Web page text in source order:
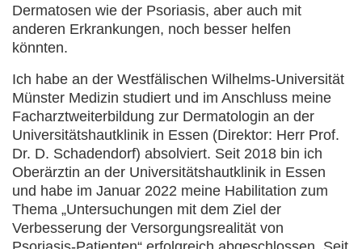
Dermatosen wie der Psoriasis, aber auch mit
anderen Erkrankungen, noch besser helfen
könnten.
Ich habe an der Westfälischen Wilhelms-Universität
Münster Medizin studiert und im Anschluss meine
Facharztweiterbildung zur Dermatologin an der
Universitätshautklinik in Essen (Direktor: Herr Prof.
Dr. D. Schadendorf) absolviert. Seit 2018 bin ich
Oberärztin an der Universitätshautklinik in Essen
und habe im Januar 2022 meine Habilitation zum
Thema „Untersuchungen mit dem Ziel der
Verbesserung der Versorgungsrealität von